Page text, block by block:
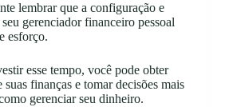
lembrar que a configuração e
gerenciador financeiro pessoal
esforço.
esse tempo, você pode obter
finanças e tomar decisões mais
gerenciar seu dinheiro.